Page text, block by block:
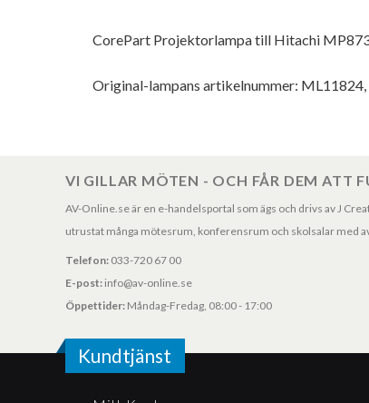
CorePart Projektorlampa till Hitachi
Original-lampans artikelnummer:
VI GILLAR MÖTEN - OCH FÅR DEM ATT
AV-Online.se är en e-handelsportal som ägs och drivs av J
utrustat många mötesrum, konferensrum och skolsalar med
Telefon: 033-720 67 00
E-post: info@av-online.se
Öppettider: Måndag-Fredag, 08:00 - 17:00
Kundtjänst